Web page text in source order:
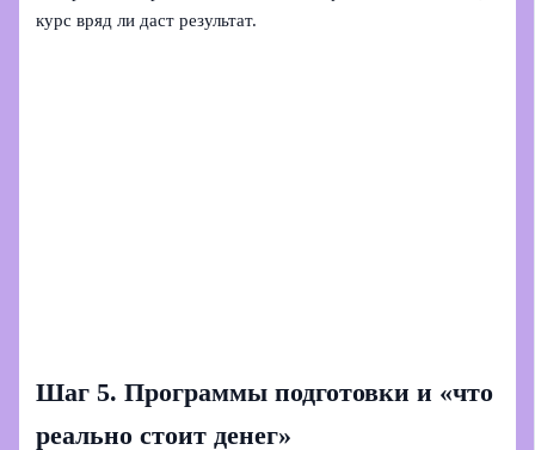
курс вряд ли даст результат.
Шаг 5. Программы подготовки и «что
реально стоит денег»